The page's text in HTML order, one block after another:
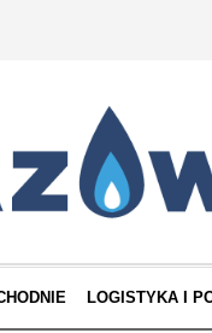
LOGISTYKA I